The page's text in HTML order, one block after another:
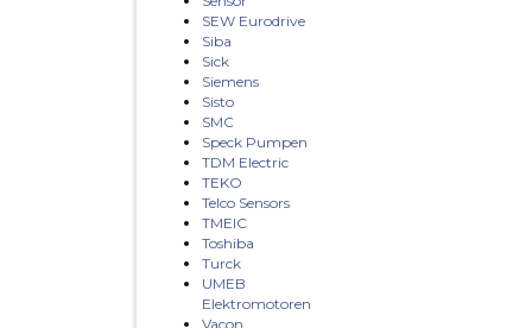
SEW Eurodrive
Siba
Sick
Siemens
Sisto
SMC
Speck Pumpen
TDM Electric
TEKO
Telco Sensors
TMEIC
Toshiba
Turck
UMEB
Elektromotoren
Vacon